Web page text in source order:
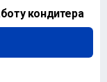
кондитера